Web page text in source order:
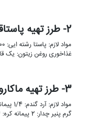
2- طرز تهیه پاستاقارچ خامه ایی
غذاخوری روغن زیتون: یک
3- طرز تهیه ماکارونی با سس پنیری
گرم پنیر چدار: 2 پیمانه کره: 1/4 پیمانه …